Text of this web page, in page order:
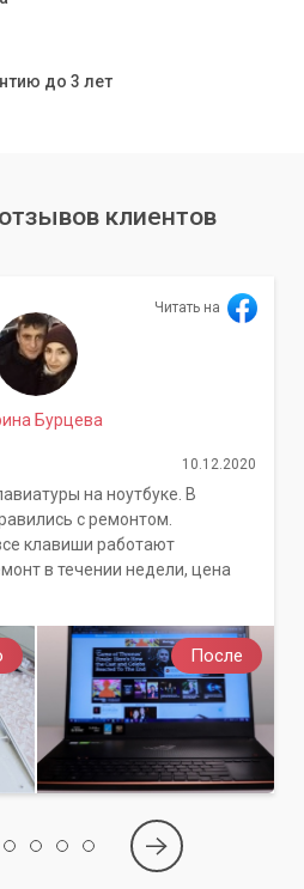
до 3 лет
клиентов
После
Читать на
Бурцева
10.12.2020
на ноутбуке. В
с ремонтом.
клавиши работают
в течении недели, цена